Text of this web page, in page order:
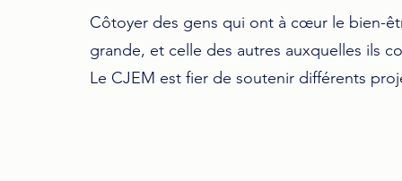
Côtoyer des gens qui ont à cœur le bien-
grande, et celle des autres auxquelles ils
Le CJEM est fier de soutenir différents